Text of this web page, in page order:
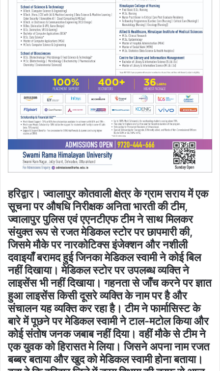
हरिद्वार। ज्वालापुर कोतवाली क्षेत्र के ग्राम सराय में एक
सूचना पर औषधि निरीक्षक अनिता भारती की टीम,
ज्वालापुर पुलिस एवं एएनटीएफ टीम ने साथ मिलकर
संयुक्त रूप से रजत मेडिकल स्टोर पर छापमारी की,
जिसमे मौके पर नारकोटिक्स इंजेक्शन और नशीली
दवाइयाँ बरामद हुई जिनका मेडिकल स्वामी ने कोई बिल
नहीं दिखाया। मेडिकल स्टोर पर उपलब्ध व्यक्ति ने
लाइसेंस भी नहीं दिखाया। गहनता से जाँच करने पर ज्ञात
हुआ लाइसेंस किसी दूसरे व्यक्ति के नाम पर है और
संचालन यह व्यक्ति कर रहा है। टीम ने फार्मासिस्ट के
बारे में पूछने पर मेडिकल स्वामी ने टाल-मटोल किया और
कोई संतोष जनक जबाब नहीं दिया। वहीं मौके से टीम ने
एक युवक को हिरासत मे लिया। जिसने अपना नाम रजत
बब्बर बताया और खुद को मेडिकल स्वामी होना बताया।